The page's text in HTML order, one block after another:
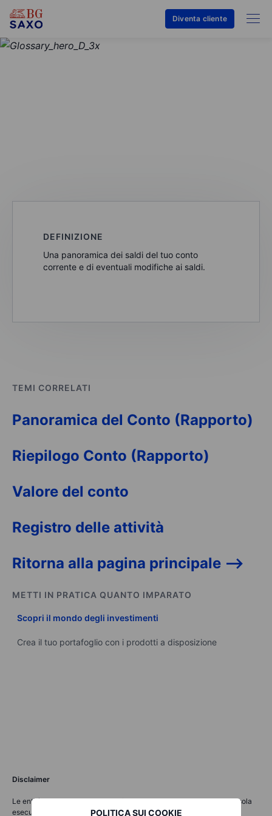
Diventa cliente
POLITICA SUI COOKIE
DEFINIZIONE
Una panoramica dei saldi del tuo conto
corrente e di eventuali modifiche ai saldi.
TEMI CORRELATI
Panoramica del Conto (Rapporto)
Riepilogo Conto (Rapporto)
Valore del conto
Registro delle attività
Ritorna alla pagina principale -->
METTI IN PRATICA QUANTO IMPARATO
Scopri il mondo degli investimenti
Crea il tuo portafoglio con i prodotti a disposizione
Disclaimer
Le entità del Gruppo Saxo Bank forniscono ciascuna un servizio di sola
esecuzione e l'accesso all'Analisi, consentendo a una persona di